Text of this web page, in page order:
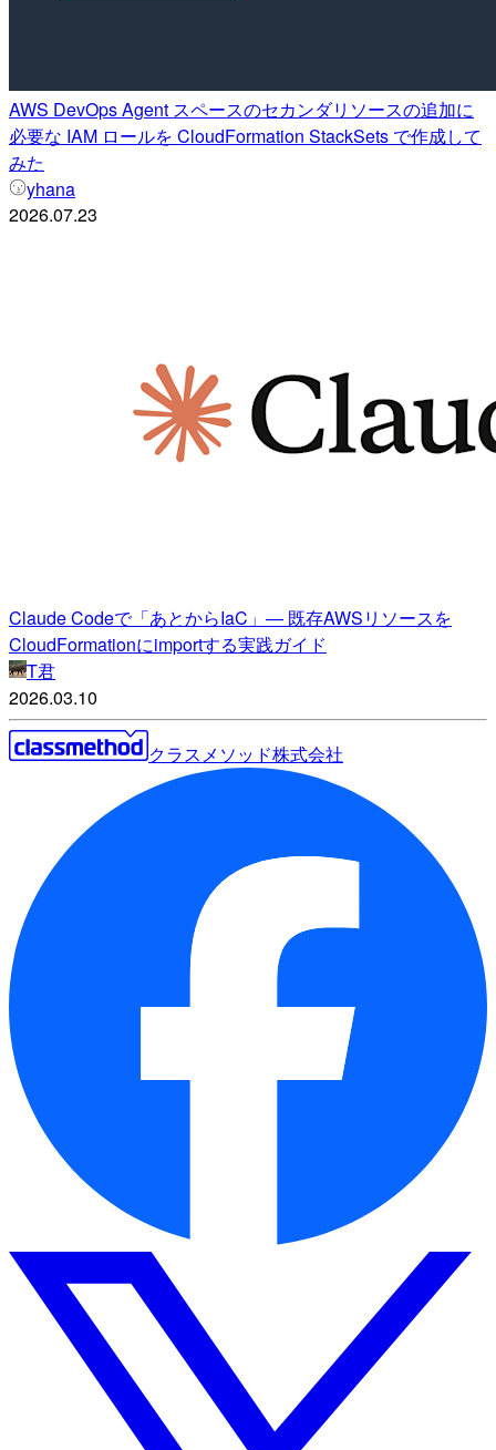
AWS DevOps Agent スペースのセカンダリソースの追加に
必要な IAM ロールを CloudFormation StackSets で作成して
みた
yhana
2026.07.23
Claude Codeで「あとからIaC」— 既存AWSリソースを
CloudFormationにimportする実践ガイド
T君
2026.03.10
クラスメソッド株式会社